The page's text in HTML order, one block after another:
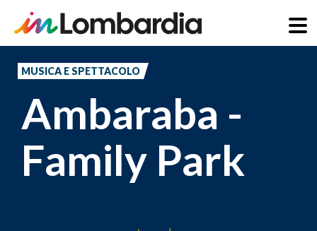
principale
MUSICA E SPETTACOLO
Ambaraba -
Family Park